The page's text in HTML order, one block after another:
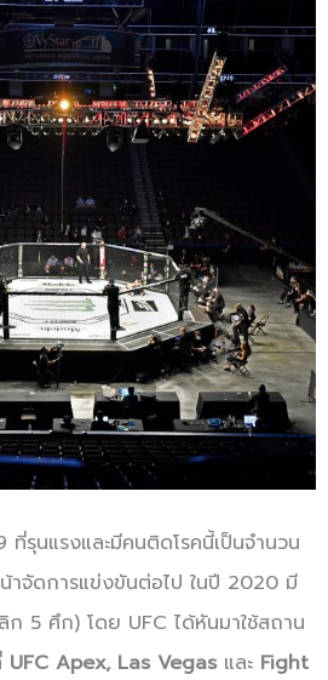
รุนแรงและมีคนติดโรคนี้เป็นจำนวน
าจัดการแข่งขันต่อไป ในปี 2020 มี
5 ศึก) โดย UFC ได้หันมาใช้สถาน
UFC Apex, Las Vegasและ Fight